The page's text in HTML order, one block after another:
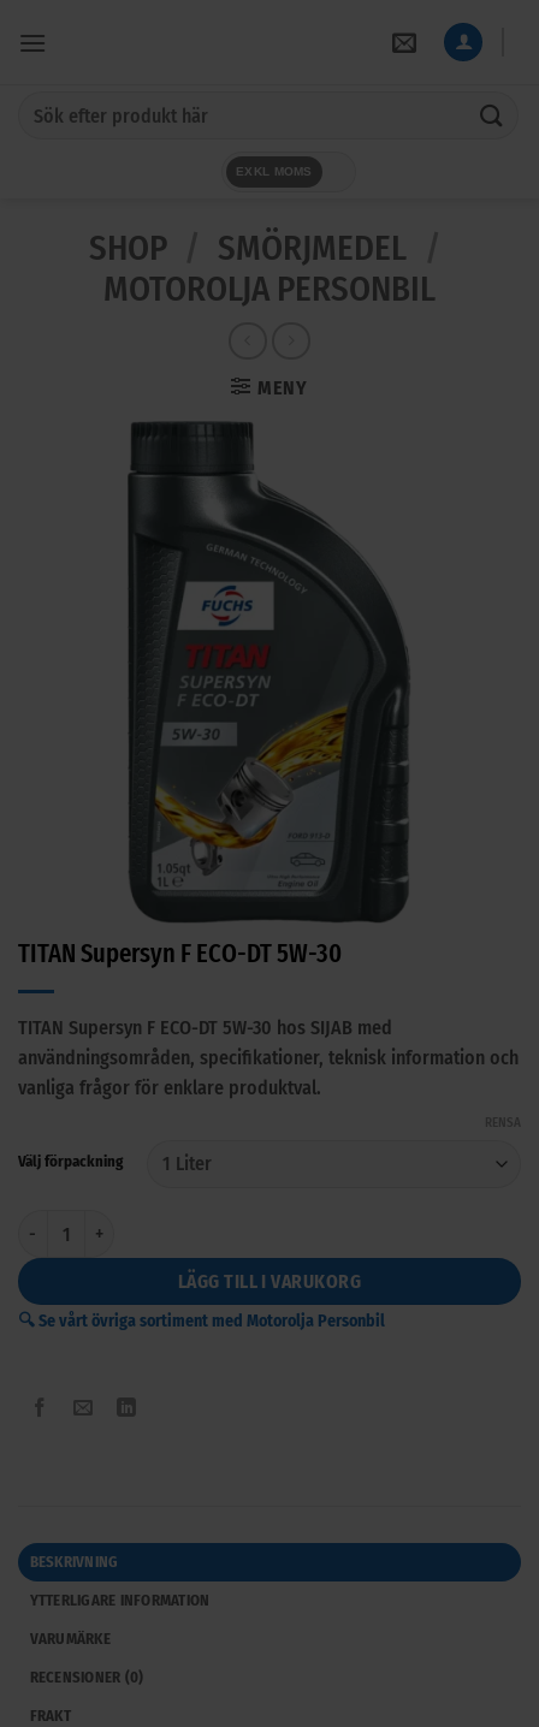
EXKL MOMS
SHOP SMÖRJMEDEL
MOTOROLJA PERSONBIL
MENY
TITAN Supersyn F ECO-DT 5W-30
TITAN Supersyn F ECO-DT 5W-30 hos SIJAB med
användningsområden, specifikationer, teknisk information och
vanliga frågor för enklare produktval.
Välj förpackning
LÄGG TILL I VARUKORG
🔍 Se vårt övriga sortiment med Motorolja Personbil
BESKRIVNING
YTTERLIGARE INFORMATION
VARUMÄRKE
RECENSIONER (0)
FRAKT